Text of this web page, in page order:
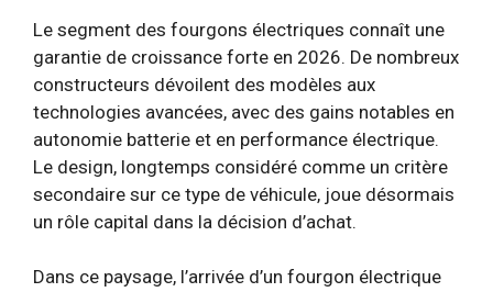
Le segment des fourgons électriques connaît une
garantie de croissance forte en 2026. De nombreux
constructeurs dévoilent des modèles aux
technologies avancées, avec des gains notables en
autonomie batterie et en performance électrique.
Le design, longtemps considéré comme un critère
secondaire sur ce type de véhicule, joue désormais
un rôle capital dans la décision d’achat.
Dans ce paysage, l’arrivée d’un fourgon électrique